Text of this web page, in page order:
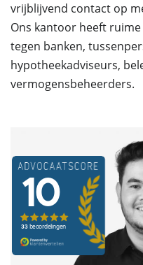
vrijblijvend contact op
Ons kantoor heeft
tegen banken,
hypotheekadviseurs,
vermogensbeheerders.